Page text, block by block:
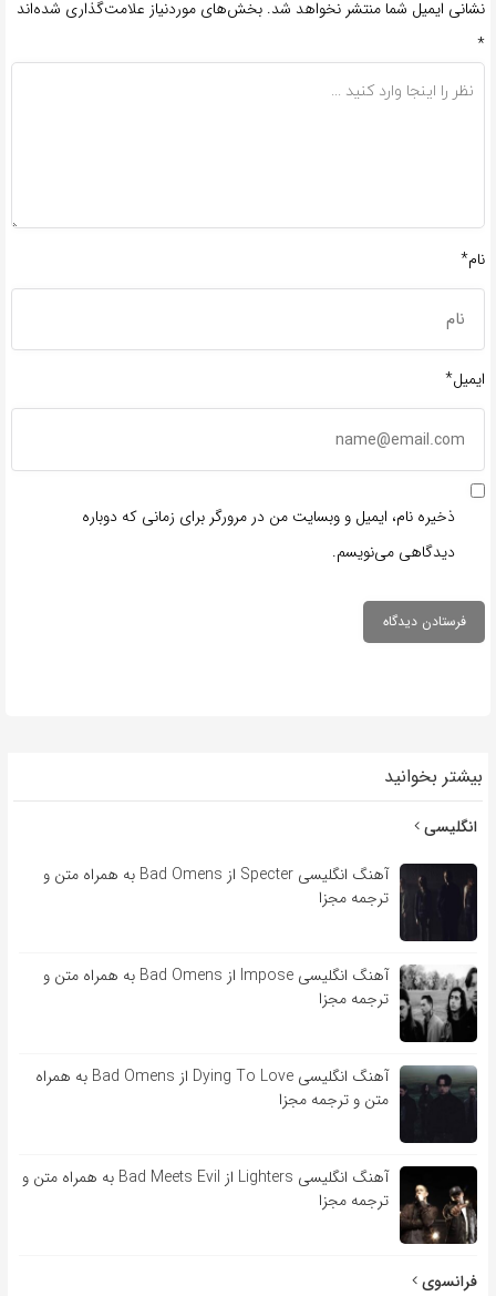
نشانی ایمیل شما منتشر نخواهد شد. بخش‌های موردنیاز علامت‌گذاری شده‌اند
*
نام*
ایمیل*
ذخیره نام، ایمیل و وبسایت من در مرورگر برای زمانی که دوباره
دیدگاهی می‌نویسم.
بیشتر بخوانید
انگلیسی
آهنگ انگلیسی Specter از Bad Omens به همراه متن و
ترجمه مجزا
آهنگ انگلیسی Impose از Bad Omens به همراه متن و
ترجمه مجزا
آهنگ انگلیسی Dying To Love از Bad Omens به همراه
متن و ترجمه مجزا
آهنگ انگلیسی Lighters از Bad Meets Evil به همراه متن و
ترجمه مجزا
فرانسوی